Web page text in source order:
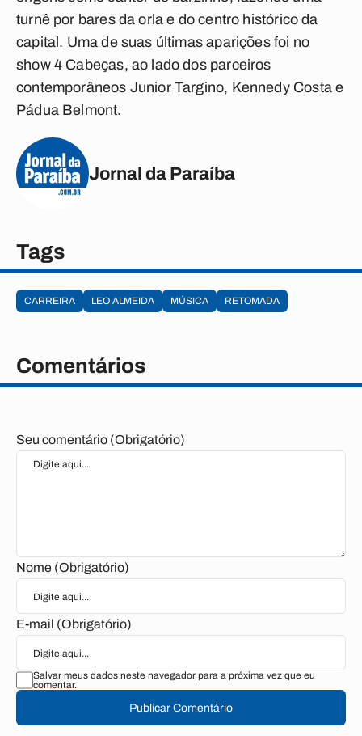
turnê por bares da orla e do centro histórico da
capital. Uma de suas últimas aparições foi no
show 4 Cabeças, ao lado dos parceiros
contemporâneos Junior Targino, Kennedy Costa e
Pádua Belmont.
Jornal da Paraíba
Tags
CARREIRA LEO ALMEIDA MÚSICA RETOMADA
Comentários
Seu comentário (Obrigatório)
Nome (Obrigatório)
E-mail (Obrigatório)
Salvar meus dados neste navegador para a próxima vez que eu
comentar.
Publicar Comentário